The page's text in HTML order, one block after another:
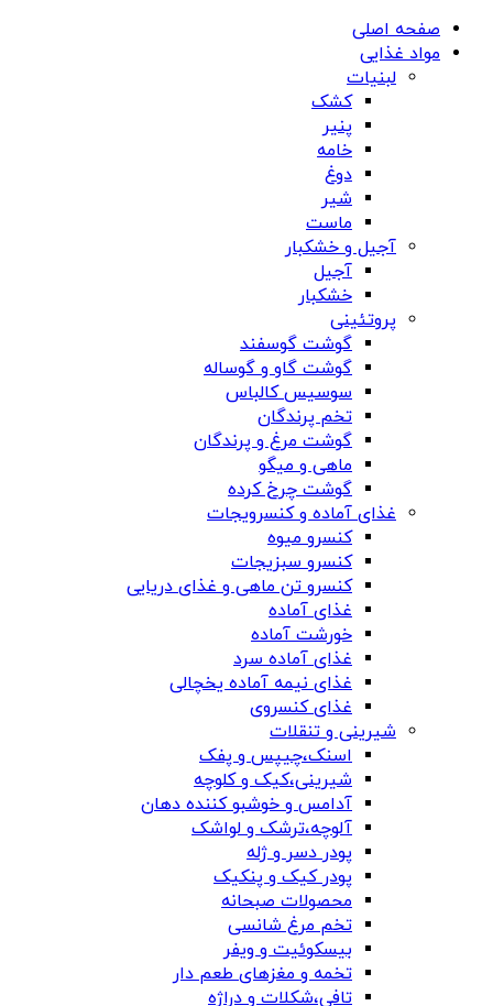
صفحه اصلی
مواد غذایی
لبنیات
کشک
پنیر
خامه
دوغ
شیر
ماست
آجیل و خشکبار
آجیل
خشکبار
پروتئینی
گوشت گوسفند
گوشت گاو و گوساله
سوسیس کالباس
تخم پرندگان
گوشت مرغ و پرندگان
ماهی و میگو
گوشت چرخ کرده
غذای آماده و کنسرویجات
کنسرو میوه
کنسرو سبزیجات
کنسرو تن ماهی و غذای دریایی
غذای آماده
خورشت آماده
غذای آماده سرد
غذای نیمه آماده یخچالی
غذای کنسروی
شیرینی و تنقلات
اسنک،چیپس و پفک
شیرینی،کیک و کلوچه
آدامس و خوشبو کننده دهان
آلوچه،ترشک و لواشک
پودر دسر و ژله
پودر کیک و پنکیک
محصولات صبحانه
تخم مرغ شانسی
بیسکوئیت و ویفر
تخمه و مغزهای طعم دار
تافی،شکلات و دراژه